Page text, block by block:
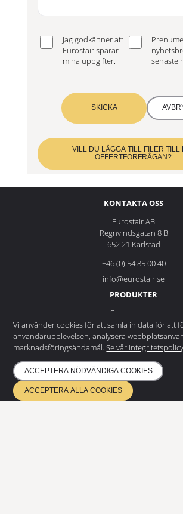
Jag godkänner att
Eurostair sparar
mina uppgifter.
senaste
SKICKA
VILL DU LÄGGA TILL FILER TILL
OFFERTFÖRFRÅGAN?
Fortfarande osäker? Kontakta sedan våra
KONTAKTA OSS
Eurostair AB
Regnvindsgatan 8 B
652 21 Karlstad
+46 (0) 54 85 00 40
info@eurostair.se
PRODUKTER
Spiraltrappor
Raka trappor
Durk
Modulramper
DOKUMENTATION
Integritetspolicy
Vi använder cookies för att samla in data för att
användarupplevelsen, analysera
marknadsföringsändamål. Se vår integritetspolicy
ACCEPTERA NÖDVÄNDIGA COOKIES
ACCEPTERA ALLA COOKIES